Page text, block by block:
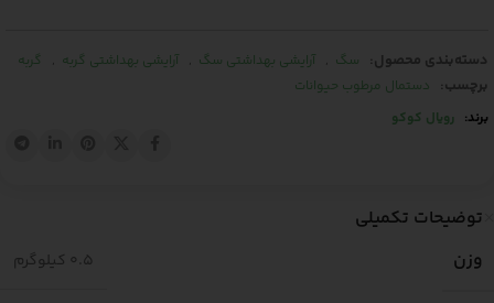
دسته‌بندی محصول: سگ , آرایشی بهداشتی سگ , آرایشی بهداشتی گربه , گربه
برچسب: دستمال مرطوب حیوانات
برند: رویال کوکو
توضیحات تکمیلی
وزن
0.5 کیلوگرم